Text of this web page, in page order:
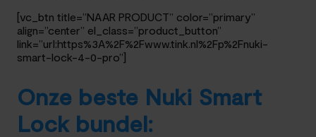
[vc_btn title=”NAAR PRODUCT” color=”primary”
align=”center” el_class=”product_button”
link=”url:https%3A%2F%2Fwww.tink.nl%2Fp%2Fnuki-
smart-lock-4-0-pro”]
Onze beste Nuki Smart
Lock bundel: